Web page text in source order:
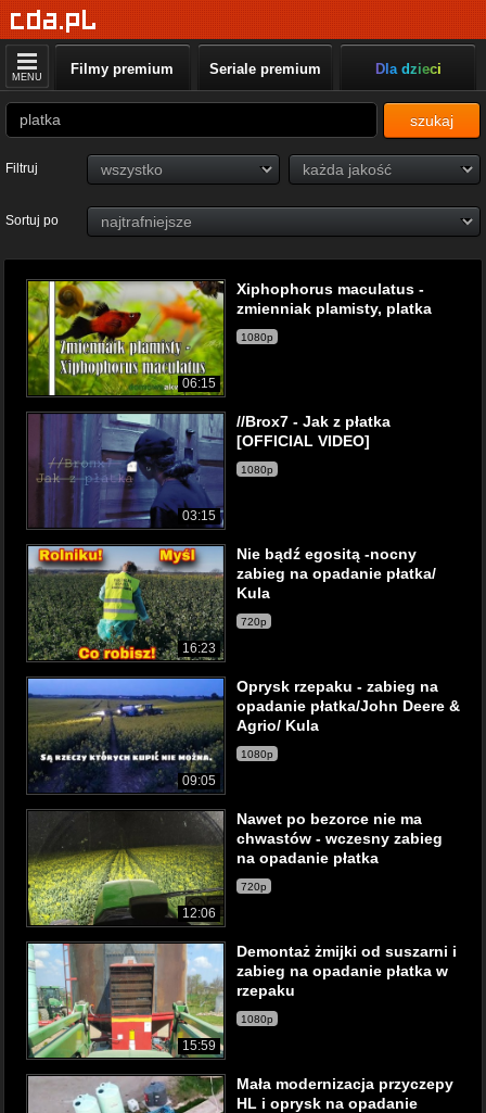
MENU Filmy premium Seriale premium Dla dzieci
szukaj
Filtruj
Sortuj po
06:15
Xiphophorus maculatus -
zmienniak plamisty, platka
1080p
03:15
//Brox7 - Jak z płatka
[OFFICIAL VIDEO]
1080p
16:23
Nie bądź egositą -nocny
zabieg na opadanie płatka/
Kula
720p
09:05
Oprysk rzepaku - zabieg na
opadanie płatka/John Deere &
Agrio/ Kula
1080p
12:06
Nawet po bezorce nie ma
chwastów - wczesny zabieg
na opadanie płatka
720p
15:59
Demontaż żmijki od suszarni i
zabieg na opadanie płatka w
rzepaku
1080p
Mała modernizacja przyczepy
HL i oprysk na opadanie